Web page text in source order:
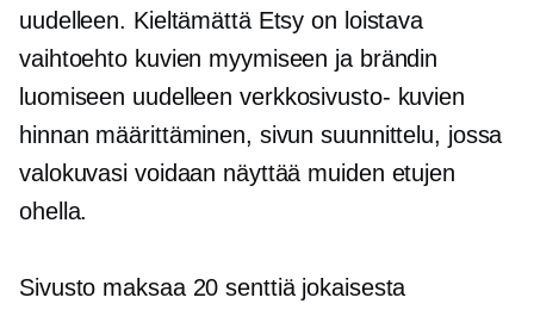
uudelleen. Kieltämättä Etsy on loistava
vaihtoehto kuvien myymiseen ja brändin
luomiseen uudelleen verkkosivusto- kuvien
hinnan määrittäminen, sivun suunnittelu, jossa
valokuvasi voidaan näyttää muiden etujen
ohella.
Sivusto maksaa 20 senttiä jokaisesta